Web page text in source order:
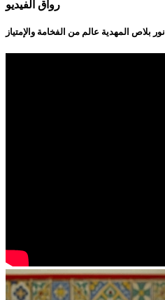
رواق الفيديو
نور بلاص المهدية عالم من الفخامة والإمتياز